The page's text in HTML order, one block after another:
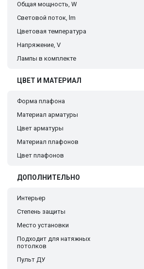
Общая мощность, W
Световой поток, lm
Цветовая температура
Напряжение, V
Лампы в комплекте
ЦВЕТ И МАТЕРИАЛ
Форма плафона
Материал арматуры
Цвет арматуры
Материал плафонов
Цвет плафонов
ДОПОЛНИТЕЛЬНО
Интерьер
Степень защиты
Место установки
Подходит для натяжных
потолков
Пульт ДУ